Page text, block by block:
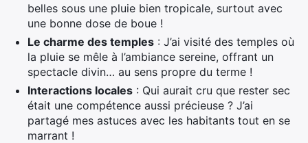
belles sous une pluie bien tropicale, surtout avec
une bonne dose de boue !
Le charme des temples : J’ai visité des temples où
la pluie se mêle à l’ambiance sereine, offrant un
spectacle divin… au sens propre du terme !
Interactions locales : Qui aurait cru que rester sec
était une compétence aussi précieuse ? J’ai
partagé mes astuces avec les habitants tout en se
marrant !